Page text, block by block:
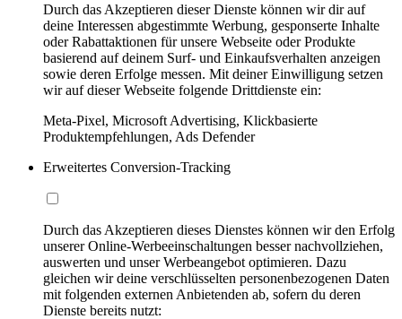
Durch das Akzeptieren dieser Dienste können wir dir auf
deine Interessen abgestimmte Werbung, gesponserte Inhalte
oder Rabattaktionen für unsere Webseite oder Produkte
basierend auf deinem Surf- und Einkaufsverhalten anzeigen
sowie deren Erfolge messen. Mit deiner Einwilligung setzen
wir auf dieser Webseite folgende Drittdienste ein:
Meta-Pixel, Microsoft Advertising, Klickbasierte
Produktempfehlungen, Ads Defender
Erweitertes Conversion-Tracking
Durch das Akzeptieren dieses Dienstes können wir den Erfolg
unserer Online-Werbeeinschaltungen besser nachvollziehen,
auswerten und unser Werbeangebot optimieren. Dazu
gleichen wir deine verschlüsselten personenbezogenen Daten
mit folgenden externen Anbietenden ab, sofern du deren
Dienste bereits nutzt: